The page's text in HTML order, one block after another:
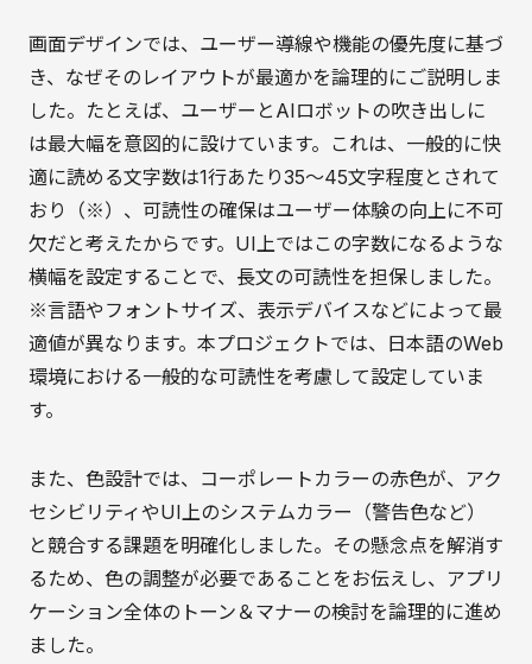
画面デザインでは、ユーザー導線や機能の優先度に基づ
き、なぜそのレイアウトが最適かを論理的にご説明しま
した。たとえば、ユーザーとAIロボットの吹き出しに
は最大幅を意図的に設けています。これは、一般的に快
適に読める文字数は1行あたり35〜45文字程度とされて
おり（※）、可読性の確保はユーザー体験の向上に不可
欠だと考えたからです。UI上ではこの字数になるような
横幅を設定することで、長文の可読性を担保しました。
※言語やフォントサイズ、表示デバイスなどによって最
適値が異なります。本プロジェクトでは、日本語のWeb
環境における一般的な可読性を考慮して設定していま
す。
また、色設計では、コーポレートカラーの赤色が、アク
セシビリティやUI上のシステムカラー（警告色など）
と競合する課題を明確化しました。その懸念点を解消す
るため、色の調整が必要であることをお伝えし、アプリ
ケーション全体のトーン＆マナーの検討を論理的に進め
ました。